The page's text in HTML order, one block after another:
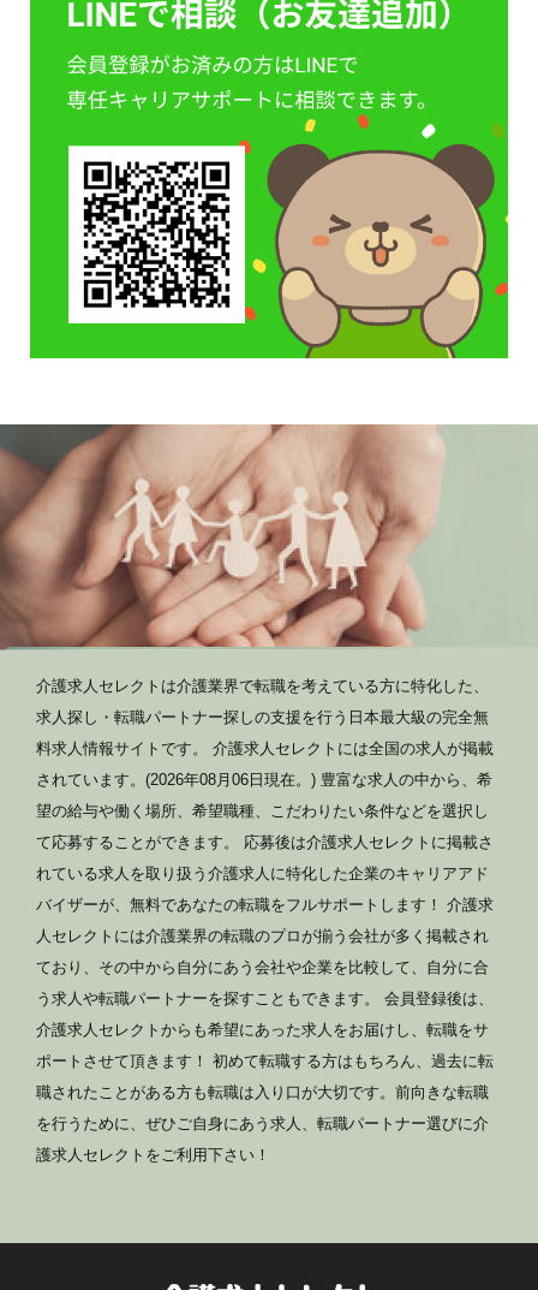
介護求人セレクトは介護業界で転職を考えている方に特化した、
求人探し・転職パートナー探しの支援を行う日本最大級の完全無
料求人情報サイトです。 介護求人セレクトには全国の求人が掲載
されています。(2026年08月06日現在。) 豊富な求人の中から、希
望の給与や働く場所、希望職種、こだわりたい条件などを選択し
て応募することができます。 応募後は介護求人セレクトに掲載さ
れている求人を取り扱う介護求人に特化した企業のキャリアアド
バイザーが、無料であなたの転職をフルサポートします！ 介護求
人セレクトには介護業界の転職のプロが揃う会社が多く掲載され
ており、その中から自分にあう会社や企業を比較して、自分に合
う求人や転職パートナーを探すこともできます。 会員登録後は、
介護求人セレクトからも希望にあった求人をお届けし、転職をサ
ポートさせて頂きます！ 初めて転職する方はもちろん、過去に転
職されたことがある方も転職は入り口が大切です。前向きな転職
を行うために、ぜひご自身にあう求人、転職パートナー選びに介
護求人セレクトをご利用下さい！